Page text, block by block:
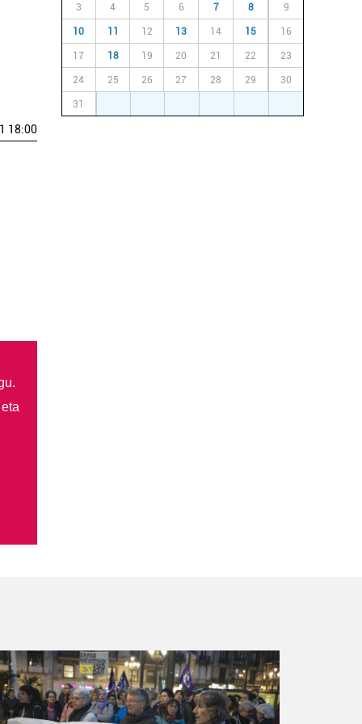
18:00
3 4 5 6 7 8 9
10 11 12 13 14 15 16
17 18 19 20 21 22 23
24 25 26 27 28 29 30
31